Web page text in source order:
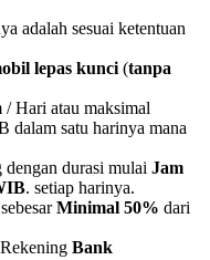
adalah sesuai ketentuan
lepas kunci (tanpa
/ Hari atau maksimal
dalam satu harinya mana
durasi mulai Jam
. setiap harinya.
Minimal 50% dari
Bank